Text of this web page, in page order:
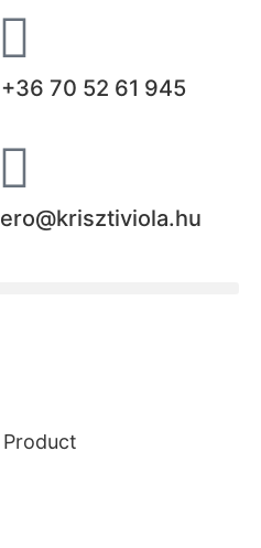
70 52 61 945